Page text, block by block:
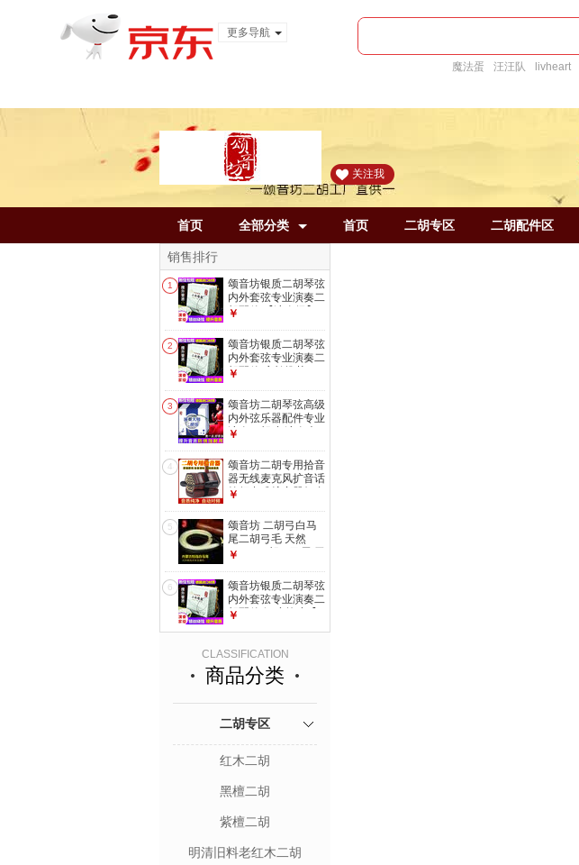
更多导航
魔法蛋 汪汪队 livheart
关注我
首页 全部分类 首页 二胡专区 二胡配件区
销售排行
1
颂音坊银质二胡琴弦
内外套弦专业演奏二
胡配件 【演奏级】
￥
2
颂音坊银质二胡琴弦
内外套弦专业演奏二
胡配件 店长推荐:1
￥
3
颂音坊二胡琴弦高级
内外弦乐器配件专业
演奏二胡弦 演奏大
￥
4
颂音坊二胡专用拾音
器无线麦克风扩音话
筒领夹式扩音器舞台
音器标配（不含音
箱）
￥
5
颂音坊 二胡弓白马
尾二胡弓毛 天然
84CM二胡弓马尾 无
型公白马尾
￥
6
颂音坊银质二胡琴弦
内外套弦专业演奏二
胡配件 银弦外弦【2
￥
CLASSIFICATION
商品分类
二胡专区
红木二胡
黑檀二胡
紫檀二胡
明清旧料老红木二胡